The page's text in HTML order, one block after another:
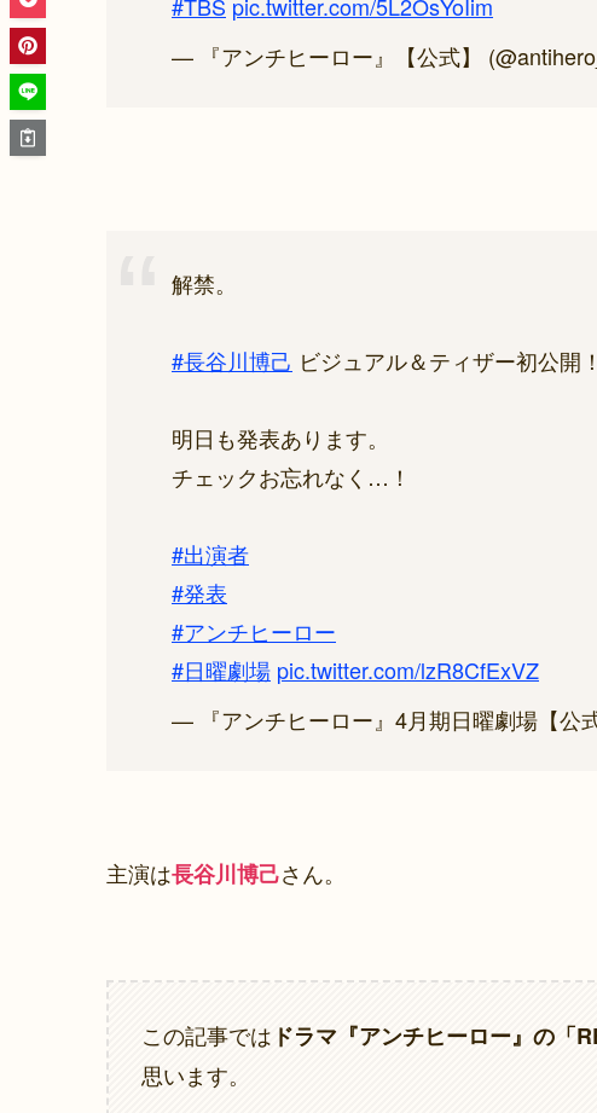
— 『アンチヒーロー』【公式】
解禁。
#長谷川博己 ビジュアル＆ティザー初公開！
明日も発表あります。
チェックお忘れなく…！
#出演者
#発表
#アンチヒーロー
#日曜劇場 pic.twitter.com/lzR8CfExVZ
— 『アンチヒーロー』4月期日曜劇場【公
主演は長谷川博己さん。
この記事では ドラマ『アンチヒーロー』の「
思います。